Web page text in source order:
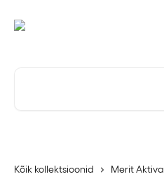
Kõik kollektsioonid Merit Aktiva